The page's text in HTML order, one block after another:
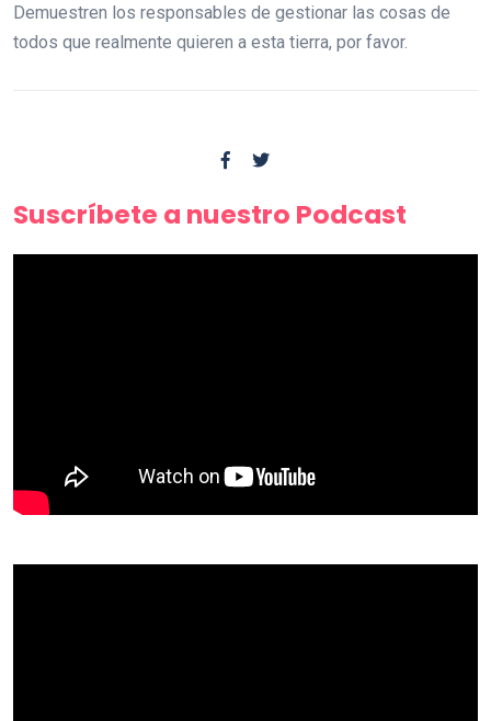
Demuestren los responsables de gestionar las cosas de
todos que realmente quieren a esta tierra, por favor.
Suscríbete a nuestro Podcast